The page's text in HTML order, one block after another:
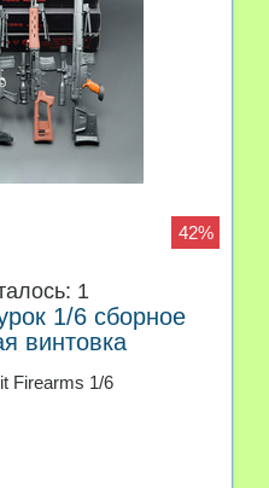
42%
1
1/6 сборное
винтовка
Firearms 1/6